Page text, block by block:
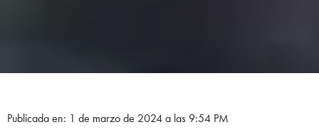
Publicada en: 1 de marzo de 2024 a las 9:54 PM